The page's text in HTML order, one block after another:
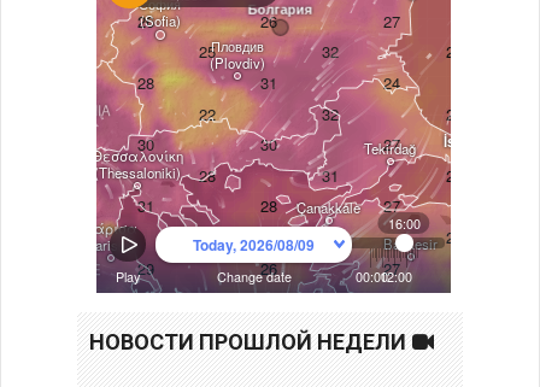
НОВОСТИ ПРОШЛОЙ НЕДЕЛИ